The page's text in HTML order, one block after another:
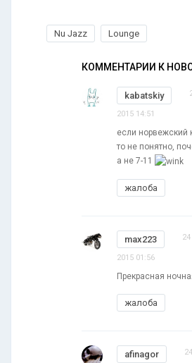
Nu Jazz Lounge
КОММЕНТАРИИ К
kabatskiy
2015 14:51
если норвежский
то не понятно,
а не 7-11
жалоба
max223
2015 01:56
Прекрасная
жалоба
afinagor